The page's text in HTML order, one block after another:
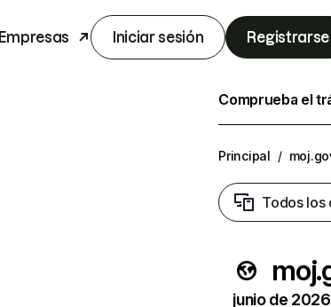
Empresas Iniciar sesión Registrarse
Comprueba el
Principal /
Todos los
junio de